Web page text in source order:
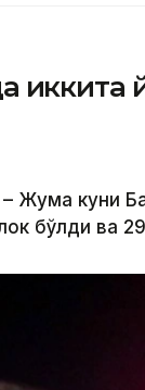
иккита
Жума куни
бўлди ва